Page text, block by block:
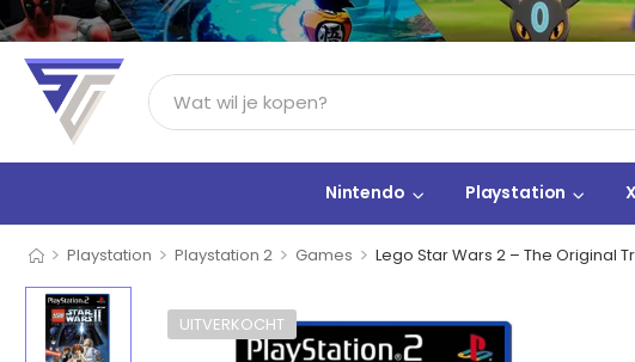
Nintendo Playstation
> Playstation > Playstation 2 > Games > Lego Star Wars 2 – The Original
UITVERKOCHT